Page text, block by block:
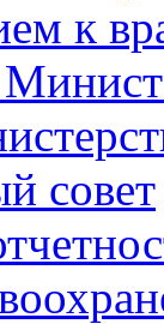
к
совет